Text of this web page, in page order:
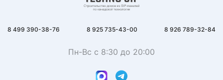
8 499 390-38-76 8 925 735-43-00 8 926 789-32-84
Пн-Вс с 8:30 до 20:00